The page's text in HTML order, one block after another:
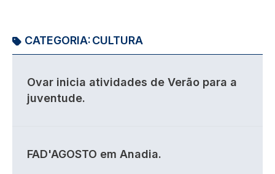
CATEGORIA:CULTURA
Ovar inicia atividades de Verão para a
juventude.
FAD'AGOSTO em Anadia.